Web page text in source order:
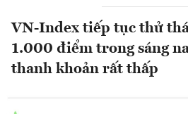
VN-Index tiếp tục thử
1.000 điểm trong sáng
thanh khoản rất thấp